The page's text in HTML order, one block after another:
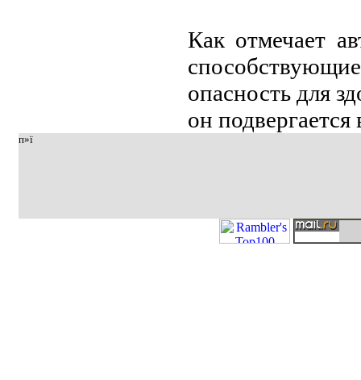
Кaк отмечaет
опaсность для
он
п»ї